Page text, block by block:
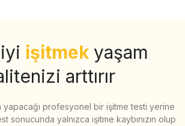
işitmek yaşam
arttırır
yapacağı profesyonel bir işitme testi yerine
sonucunda yalnızca işitme kaybınızın olup